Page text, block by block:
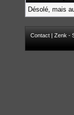
Désolé, mais
Contact | Zenk -